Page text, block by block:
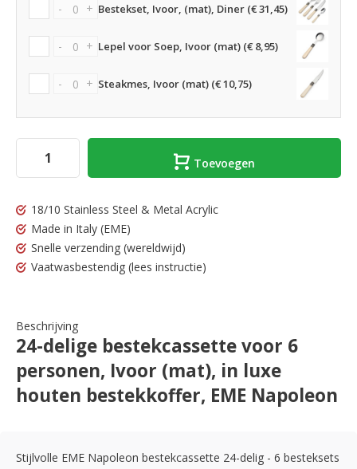
- + Bestekset, Ivoor, (mat), Diner (€ 31,45)
- + Lepel voor Soep, Ivoor (mat) (€ 8,95)
- + Steakmes, Ivoor (mat) (€ 10,75)
Toevoegen
18/10 Stainless Steel & Metal Acrylic
Made in Italy (EME)
Snelle verzending (wereldwijd)
Vaatwasbestendig (lees instructie)
Beschrijving
24-delige bestekcassette voor 6
personen, Ivoor (mat), in luxe
houten bestekkoffer, EME Napoleon
Stijlvolle EME Napoleon bestekcassette 24-delig - 6 besteksets